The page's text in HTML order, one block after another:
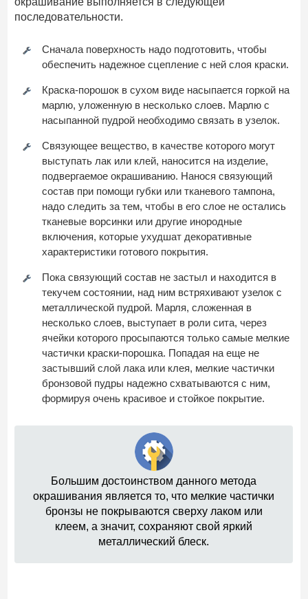
последовательности.
Сначала поверхность надо подготовить, чтобы
обеспечить надежное сцепление с ней слоя краски.
Краска-порошок в сухом виде насыпается горкой на
марлю, уложенную в несколько слоев. Марлю с
насыпанной пудрой необходимо связать в узелок.
Связующее вещество, в качестве которого могут
выступать лак или клей, наносится на изделие,
подвергаемое окрашиванию. Нанося связующий
состав при помощи губки или тканевого тампона,
надо следить за тем, чтобы в его слое не остались
тканевые ворсинки или другие инородные
включения, которые ухудшат декоративные
характеристики готового покрытия.
Пока связующий состав не застыл и находится в
текучем состоянии, над ним встряхивают узелок с
металлической пудрой. Марля, сложенная в
несколько слоев, выступает в роли сита, через
ячейки которого просыпаются только самые мелкие
частички краски-порошка. Попадая на еще не
застывший слой лака или клея, мелкие частички
бронзовой пудры надежно схватываются с ним,
формируя очень красивое и стойкое покрытие.
Большим достоинством данного метода
окрашивания является то, что мелкие частички
бронзы не покрываются сверху лаком или
клеем, а значит, сохраняют свой яркий
металлический блеск.